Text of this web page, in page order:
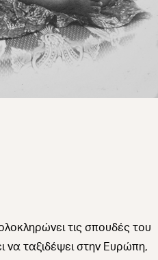
τις σπουδές του
να ταξιδέψει στην Ευρώπη,